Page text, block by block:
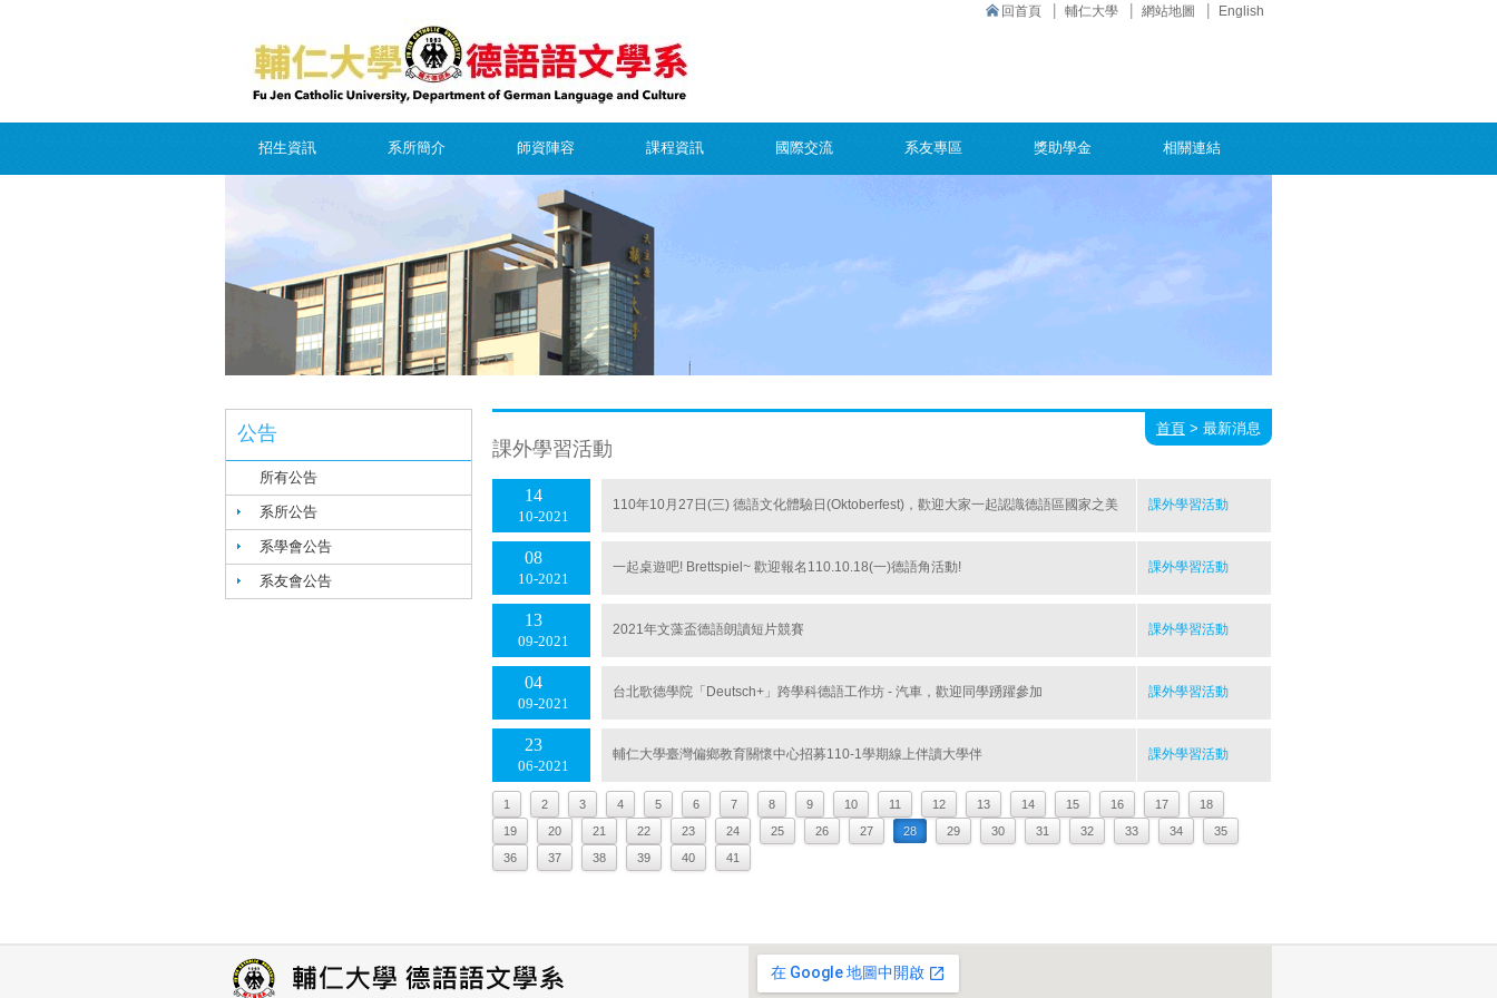
回首頁 輔仁大學 網站地圖 English
招生資訊 系所簡介 師資陣容 課程資訊 國際交流 系友專區 獎助學金 相關連結
公告
所有公告
系所公告
系學會公告
系友會公告
課外學習活動
首頁 > 最新消息
10 2021
14 110年10月27日(三) 德語文化體驗日(Oktoberfest)，歡迎大家一起認識德語區國家之美 課外學習活動
10 2021
08 一起桌遊吧! Brettspiel~ 歡迎報名110.10.18(一)德語角活動! 課外學習活動
09 2021
13 2021年文藻盃德語朗讀短片競賽 課外學習活動
09 2021
04 台北歌德學院「Deutsch+」跨學科德語工作坊 - 汽車，歡迎同學踴躍參加 課外學習活動
06 2021
23 輔仁大學臺灣偏鄉教育關懷中心招募110-1學期線上伴讀大學伴 課外學習活動
1 2 3 4 5 6 7 8 9 10 11 12 13 14 15 16 17
18
19
20 21 22 23 24 25 26 27 28 29 30 31 32 33 34
35
36
37 38 39 40 41